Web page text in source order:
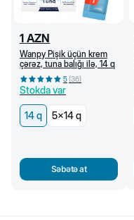
1 AZN
Wanpy Pişik üçün krem
çərəz, tuna balığı ilə, 14 q
5(36)
Stokda var
14 q 5x14 q
Səbətə at